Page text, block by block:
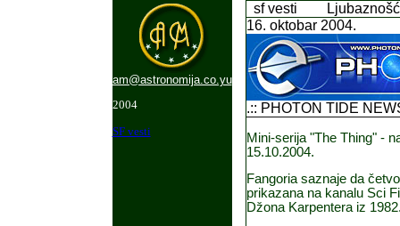
am@astronomija.co.yu
2004
SF vesti
sf vesti
16. oktobar 2004.
.:: PHOTON TIDE
Mini-serija "The Thing" -
15.10.2004.
Fangoria saznaje da
prikazana na kanalu Sci
Džona Karpentera iz